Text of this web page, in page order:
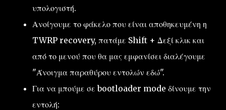
υπολογιστή.
Ανοίγουμε το φάκελο που είναι αποθηκευμένη η
TWRP recovery, πατάμε Shift + Δεξί κλικ και
από το μενού που θα μας εμφανίσει διαλέγουμε
"Άνοιγμα παραθύρου εντολών εδώ".
Για να μπούμε σε bootloader mode δίνουμε την
εντολή: